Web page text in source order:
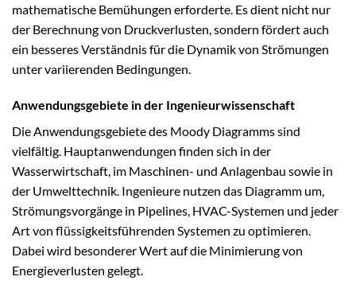
mathematische Bemühungen erforderte. Es dient nicht nur
der Berechnung von Druckverlusten, sondern fördert auch
ein besseres Verständnis für die Dynamik von Strömungen
unter variierenden Bedingungen.
Anwendungsgebiete in der Ingenieurwissenschaft
Die Anwendungsgebiete des Moody Diagramms sind
vielfältig. Hauptanwendungen finden sich in der
Wasserwirtschaft, im Maschinen- und Anlagenbau sowie in
der Umwelttechnik. Ingenieure nutzen das Diagramm um,
Strömungsvorgänge in Pipelines, HVAC-Systemen und jeder
Art von flüssigkeitsführenden Systemen zu optimieren.
Dabei wird besonderer Wert auf die Minimierung von
Energieverlusten gelegt.